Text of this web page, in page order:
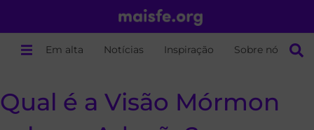
Em alta Notícias Inspiração Sobre nós
Qual é a Visão Mórmon